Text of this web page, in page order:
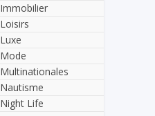
Immobilier
Loisirs
Luxe
Mode
Multinationales
Nautisme
Night Life